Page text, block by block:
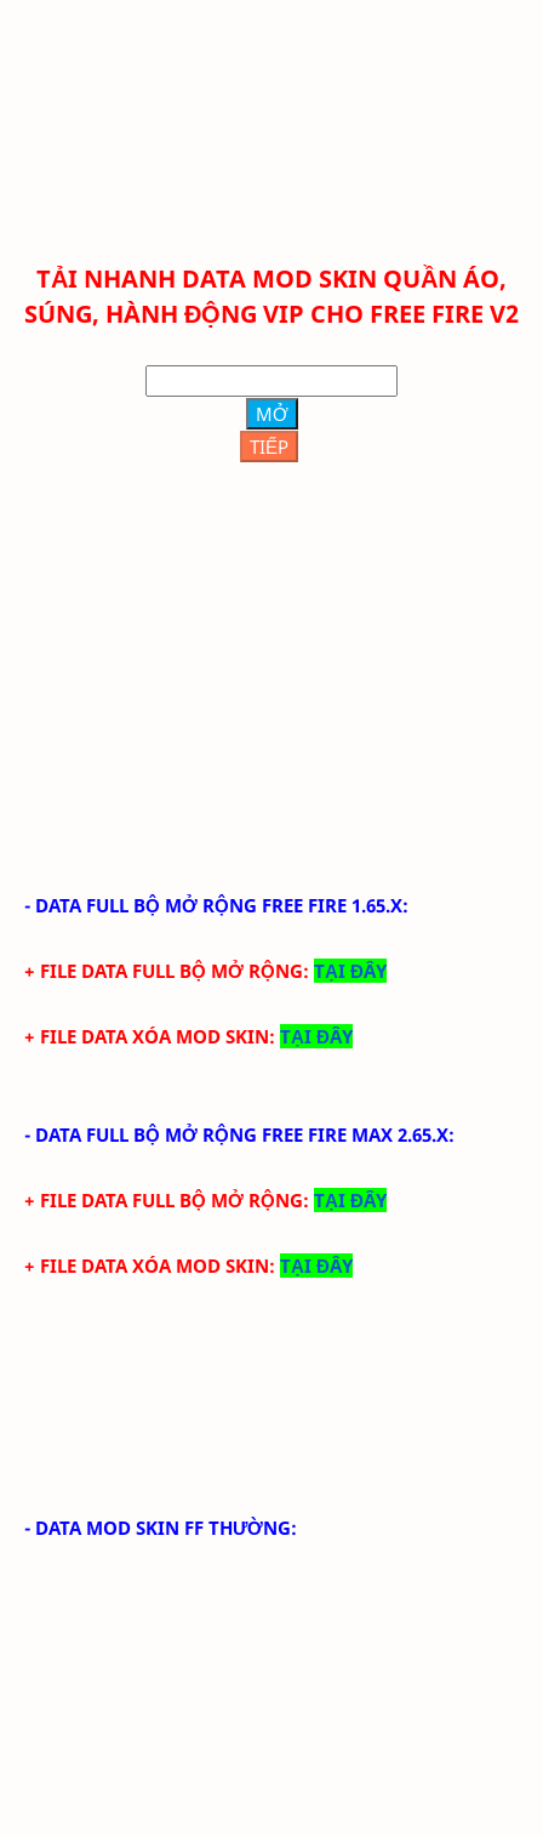
TẢI NHANH DATA MOD SKIN QUẦN ÁO,
SÚNG, HÀNH ĐỘNG VIP CHO FREE FIRE V2
MỞ
TIẾP
- DATA FULL BỘ MỞ RỘNG FREE FIRE 1.65.X:
+ FILE DATA FULL BỘ MỞ RỘNG: TẠI ĐÂY
+ FILE DATA XÓA MOD SKIN: TẠI ĐÂY
- DATA FULL BỘ MỞ RỘNG FREE FIRE MAX 2.65.X:
+ FILE DATA FULL BỘ MỞ RỘNG: TẠI ĐÂY
+ FILE DATA XÓA MOD SKIN: TẠI ĐÂY
- DATA MOD SKIN FF THƯỜNG: